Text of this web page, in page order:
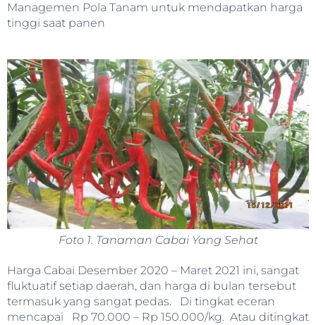
Managemen Pola Tanam untuk mendapatkan harga
tinggi saat panen
Foto 1. Tanaman Cabai Yang Sehat
Harga Cabai Desember 2020 – Maret 2021 ini, sangat
fluktuatif setiap daerah, dan harga di bulan tersebut
termasuk yang sangat pedas. Di tingkat eceran
mencapai Rp 70.000 – Rp 150.000/kg. Atau ditingkat